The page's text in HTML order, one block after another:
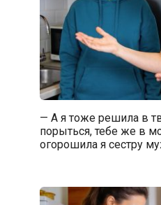
— А я тоже решила в
порыться, тебе же в
огорошила я сестру